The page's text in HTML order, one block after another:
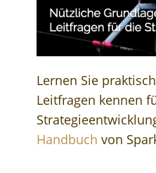
Lernen Sie
Leitfragen kennen
Handbuch von